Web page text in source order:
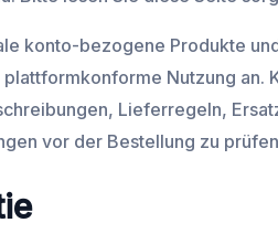
konto-bezogene Produkte
Nutzung an.
Lieferregeln,
vor der Bestellung zu